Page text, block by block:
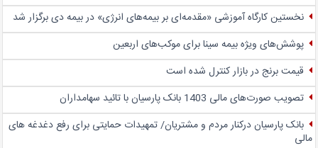
نخستین کارگاه آموزشی «مقدمه‌ای بر بیمه‌های انرژی» در بیمه دی برگزار شد
پوشش‌های ویژه بیمه سینا برای موکب‌های اربعین
قیمت برنج در بازار کنترل شده است
تصویب صورت‌های مالی 1403 بانک پارسیان با تائید سهامداران
بانک پارسیان درکنار مردم و مشتریان/ تمهیدات حمایتی برای رفع دغدغه های
مالی